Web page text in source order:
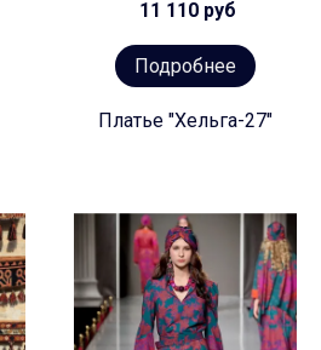
11 110 руб
Подробнее
Платье "Хельга-27"